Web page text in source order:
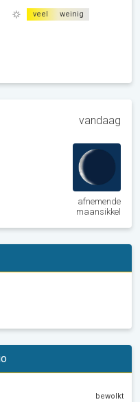
veel weinig
vandaag
afnemende
maansikkel
bewolkt